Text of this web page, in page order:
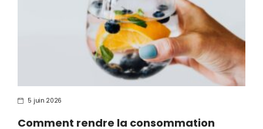
5 juin 2026
Comment rendre la consommation